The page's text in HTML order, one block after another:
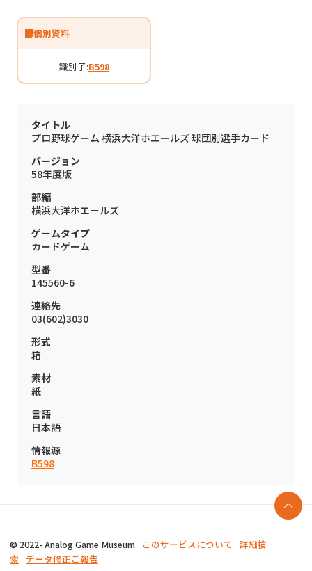
個別資料
識別子:B598
タイトル
プロ野球ゲーム 横浜大洋ホエールズ 球団別選手カード
バージョン
58年度版
部編
横浜大洋ホエールズ
ゲームタイプ
カードゲーム
型番
145560-6
連絡先
03(602)3030
形式
箱
素材
紙
言語
日本語
情報源
B598
© 2022- Analog Game Museum このサービスについて 詳細検
索
データ修正ご報告